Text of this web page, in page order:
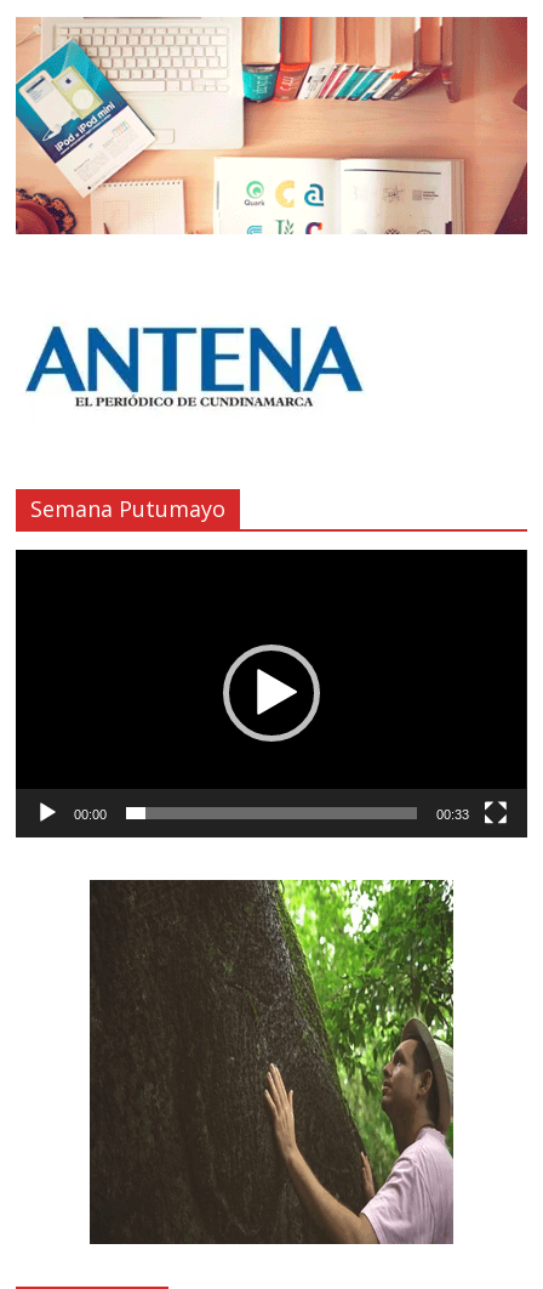
Semana Putumayo
00:00 00:33